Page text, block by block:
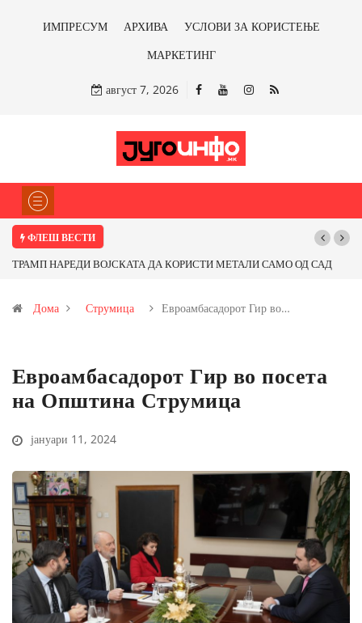
ИМПРЕСУМ АРХИВА
УСЛОВИ ЗА КОРИСТЕЊЕ
МАРКЕТИНГ
август 7, 2026
ФЛЕШ ВЕСТИ
ОД САД
Почнува реконструкцијата на улицата „5-ти Ноември“ во
Дома Струмица Евроамбасадорот Гир во…
Евроамбасадорот Гир во посета
на Општина Струмица
јануари 11, 2024